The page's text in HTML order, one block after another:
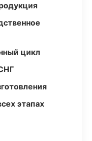
цикл
этапах